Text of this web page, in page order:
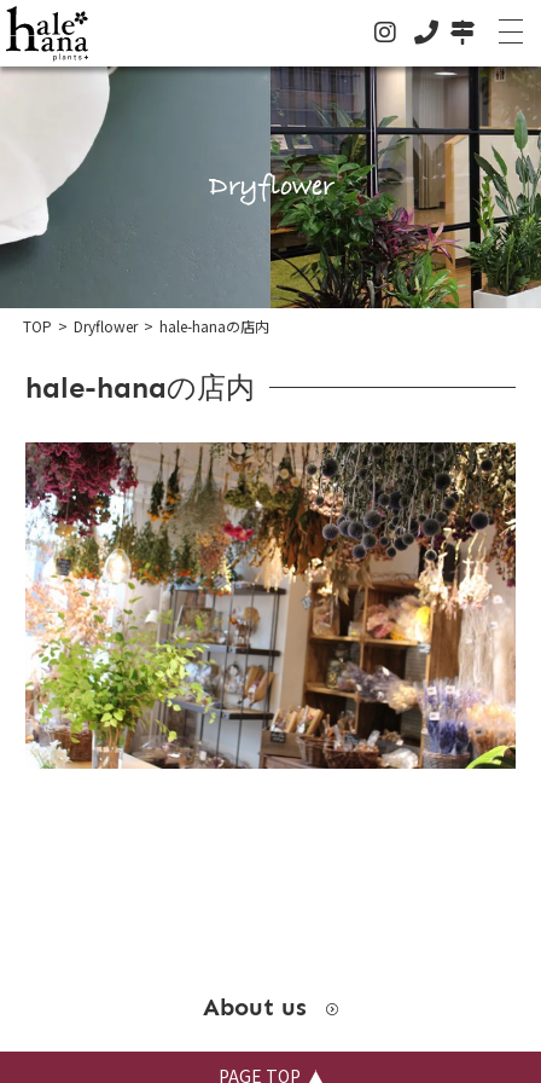
ホーム
オンラインストア
法人の方はこちらへ
イベント
お知らせ
ドライフラワー
ハレハナについて
お問い合わせ
instagram
Dryflower
TOP > Dryflower > hale-hanaの店内
hale-hanaの店内
About us
PAGE TOP